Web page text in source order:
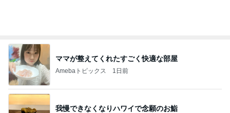
ママが整えてくれたすごく快適な部屋
Amebaトピックス 1日前
我慢できなくなりハワイで念願のお鮨